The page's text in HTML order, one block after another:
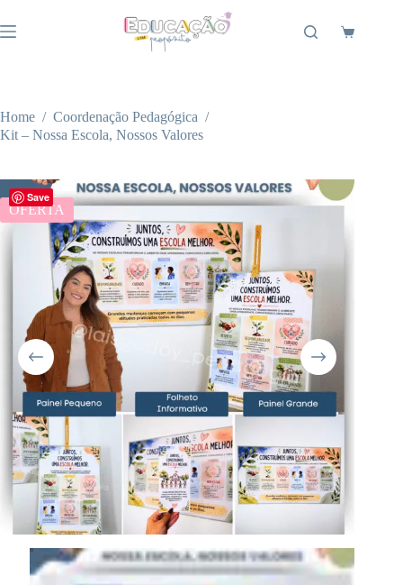
para
o
Carrinho
Home / Coordenação Pedagógica /
Kit – Nossa Escola, Nossos Valores
Save
OFERTA